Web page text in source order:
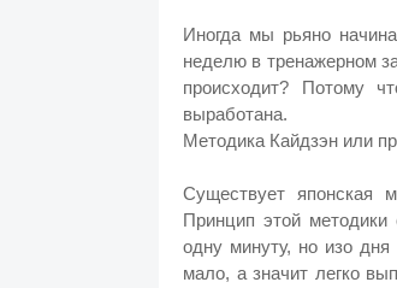
Иногда мы рьяно
неделю в тренажерном
происходит? Потому
выработана.
Методика Кайдзэн или
Существует японская
Принцип этой
одну минуту, но изо
мало, а значит легко